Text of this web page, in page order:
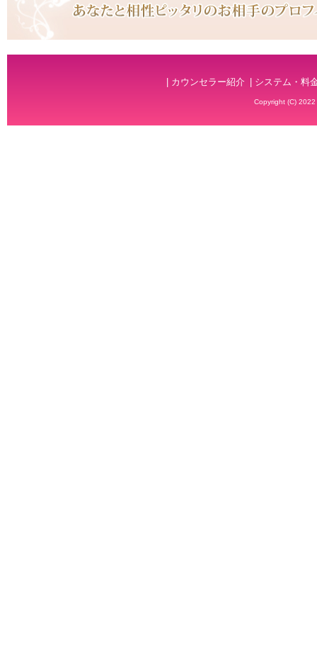
| カウンセラー紹介 | システム・料
Copyright (C)